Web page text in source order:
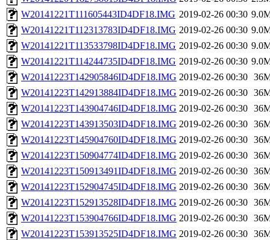
W20141221T111605443ID4DF18.IMG 2019-02-26 00:30
W20141221T112313783ID4DF18.IMG 2019-02-26 00:30
W20141221T113533798ID4DF18.IMG 2019-02-26 00:30
W20141221T114244735ID4DF18.IMG 2019-02-26 00:30
W20141223T142905846ID4DF18.IMG 2019-02-26 00:30
W20141223T142913884ID4DF18.IMG 2019-02-26 00:30
W20141223T143904746ID4DF18.IMG 2019-02-26 00:30
W20141223T143913503ID4DF18.IMG 2019-02-26 00:30
W20141223T145904760ID4DF18.IMG 2019-02-26 00:30
W20141223T150904774ID4DF18.IMG 2019-02-26 00:30
W20141223T150913491ID4DF18.IMG 2019-02-26 00:30
W20141223T152904745ID4DF18.IMG 2019-02-26 00:30
W20141223T152913528ID4DF18.IMG 2019-02-26 00:30
W20141223T153904766ID4DF18.IMG 2019-02-26 00:30
W20141223T153913525ID4DF18.IMG 2019-02-26 00:30